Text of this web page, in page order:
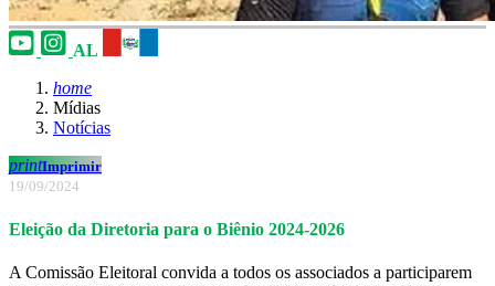
AL
home
Mídias
Notícias
printImprimir
19/09/2024
Eleição da Diretoria para o Biênio 2024-2026
A Comissão Eleitoral convida a todos os associados a participarem